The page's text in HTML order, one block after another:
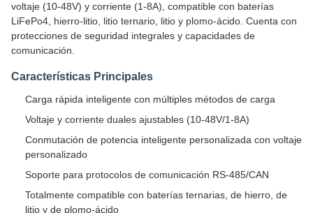
voltaje (10-48V) y corriente (1-8A), compatible con baterías
LiFePo4, hierro-litio, litio ternario, litio y plomo-ácido. Cuenta con
protecciones de seguridad integrales y capacidades de
comunicación.
Características Principales
Carga rápida inteligente con múltiples métodos de carga
Voltaje y corriente duales ajustables (10-48V/1-8A)
Conmutación de potencia inteligente personalizada con voltaje
personalizado
Soporte para protocolos de comunicación RS-485/CAN
Totalmente compatible con baterías ternarias, de hierro, de
litio y de plomo-ácido